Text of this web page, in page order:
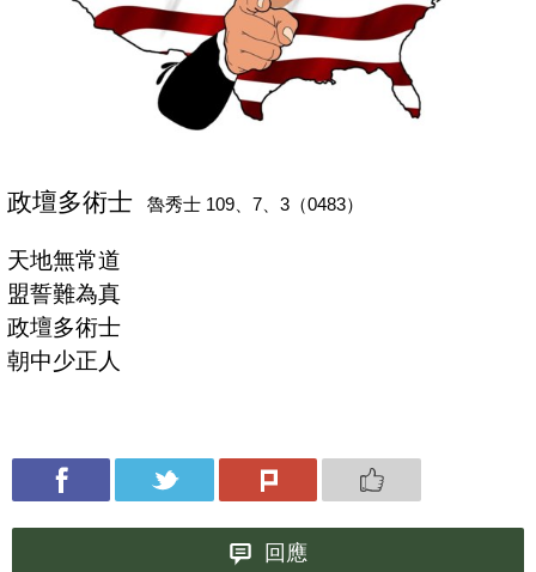
政壇多術士 魯秀士 109 、7、3（0483）
天地無常道
盟誓難為真
政壇多術士
朝中少正人
回應